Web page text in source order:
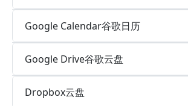
Google Calendar谷歌日历
Google Drive谷歌云盘
Dropbox云盘